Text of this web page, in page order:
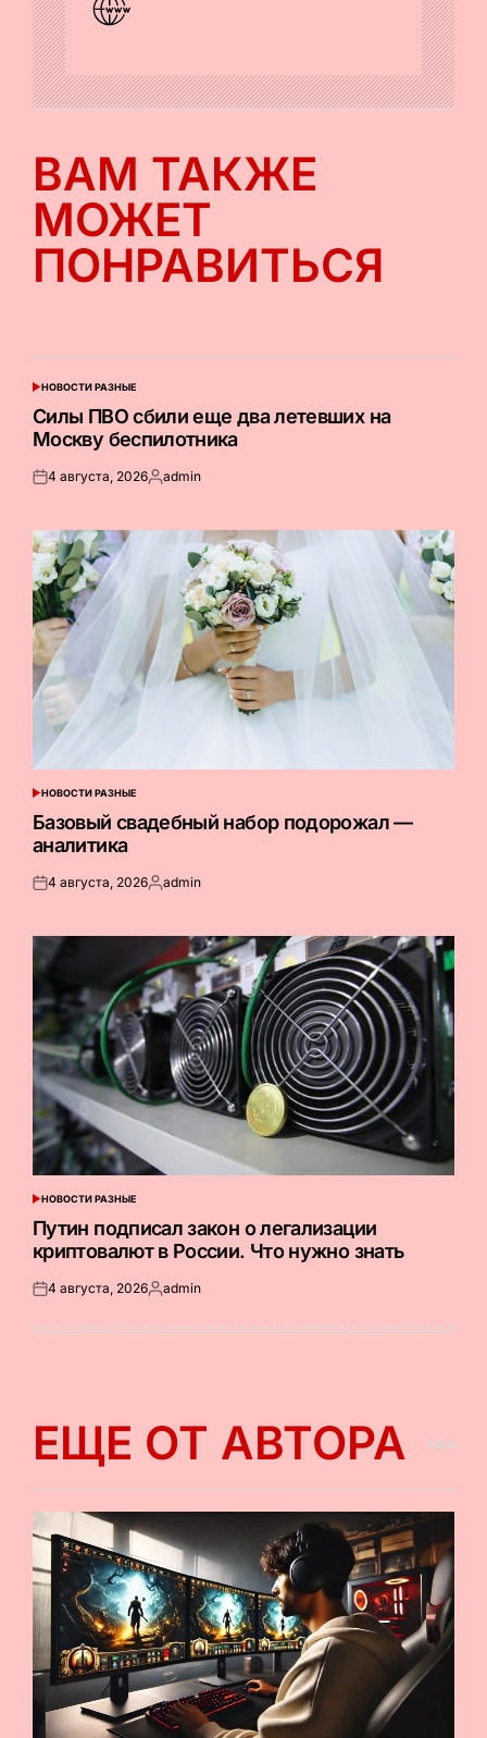
ВАМ ТАКЖЕ
МОЖЕТ
ПОНРАВИТЬСЯ
ОПУБЛИКОВАНО
НОВОСТИ РАЗНЫЕ
Силы ПВО сбили еще два летевших на
Москву беспилотника
Опубликовано
4 августа, 2026Запись
admin
ОПУБЛИКОВАНО
В
НОВОСТИ РАЗНЫЕ
Базовый свадебный набор подорожал —
аналитика
Опубликовано
4 августа, 2026Запись
admin
ОПУБЛИКОВАНО
В
НОВОСТИ РАЗНЫЕ
Путин подписал закон о легализации
криптовалют в России. Что нужно знать
Опубликовано
4 августа, 2026Запись
admin
ЕЩЕ ОТ АВТОРА